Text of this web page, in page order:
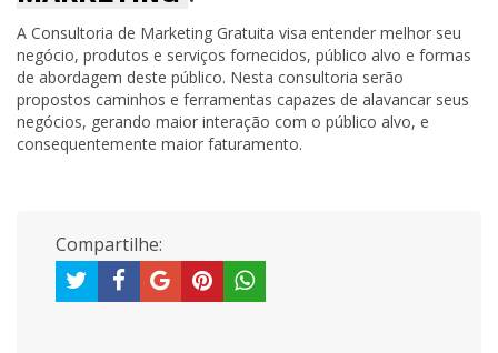
A Consultoria de Marketing Gratuita visa entender melhor seu
negócio, produtos e serviços fornecidos, público alvo e formas
de abordagem deste público. Nesta consultoria serão
propostos caminhos e ferramentas capazes de alavancar seus
negócios, gerando maior interação com o público alvo, e
consequentemente maior faturamento.
Compartilhe: